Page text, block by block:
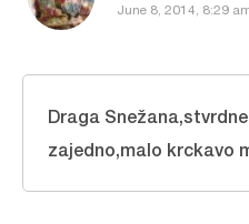
June 8, 2014, 8:29
Draga
zajedno,malo krckavo